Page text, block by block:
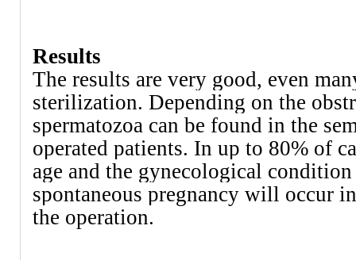
Results
The results are very good, even
sterilization. Depending on the
spermatozoa can be found in the
operated patients. In up to 80% of
age and the gynecological
spontaneous pregnancy will occur
the operation.